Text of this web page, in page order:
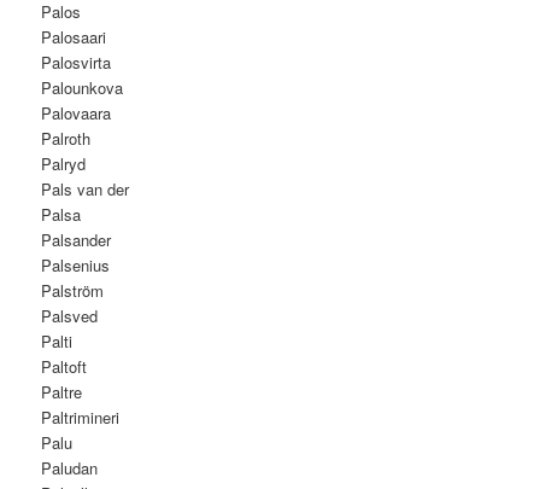
Palos
Palosaari
Palosvirta
Palounkova
Palovaara
Palroth
Palryd
Pals van der
Palsa
Palsander
Palsenius
Palström
Palsved
Palti
Paltoft
Paltre
Paltrimineri
Palu
Paludan